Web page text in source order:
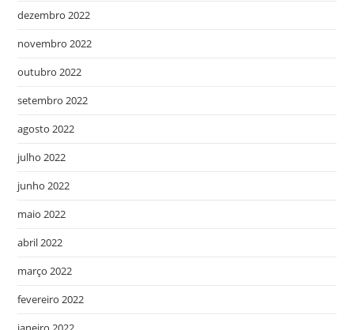
dezembro 2022
novembro 2022
outubro 2022
setembro 2022
agosto 2022
julho 2022
junho 2022
maio 2022
abril 2022
março 2022
fevereiro 2022